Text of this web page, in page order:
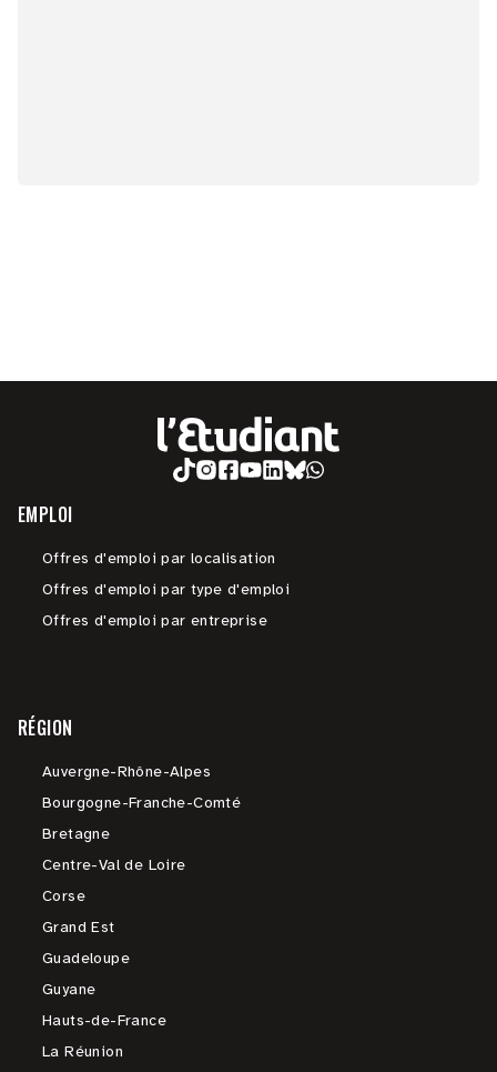
EMPLOI
Offres d'emploi par localisation
Offres d'emploi par type d'emploi
Offres d'emploi par entreprise
RÉGION
Auvergne-Rhône-Alpes
Bourgogne-Franche-Comté
Bretagne
Centre-Val de Loire
Corse
Grand Est
Guadeloupe
Guyane
Hauts-de-France
La Réunion